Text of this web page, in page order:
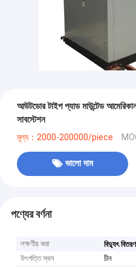
আউটডোর টাইপ প্যাড মাউন্টেড আমেরিকান
সাবস্টেশন
মূল্য：2000-200000/piece
ভালো দাম
পণ্যের বর্ণনা
লক্ষণীয় করা বিদ্যুৎ
উৎপত্তি স্থল
চীন